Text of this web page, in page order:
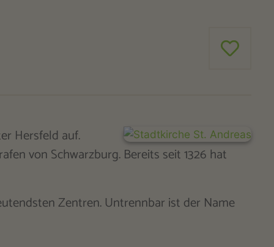
Hersfeld auf.
von Schwarzburg. Bereits seit 1326 hat
Zentren. Untrennbar ist der Name